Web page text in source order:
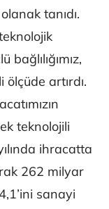
tanıdı.
artırdı.
teknolojili
ihracatta
262 milyar
sanayi